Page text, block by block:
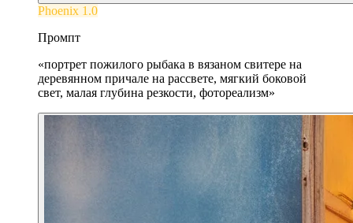
Phoenix 1.0
Промпт
«портрет пожилого рыбака в вязаном свитере на
деревянном причале на рассвете, мягкий боковой
свет, малая глубина резкости, фотореализм»